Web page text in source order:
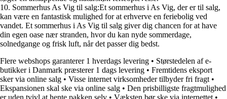
10. Sommerhus As Vig til salg:Et sommerhus i As Vig, der er til salg,
kan være en fantastisk mulighed for at erhverve en feriebolig ved
vandet. Et sommerhus i As Vig til salg giver dig chancen for at have
din egen oase nær stranden, hvor du kan nyde sommerdage,
solnedgange og frisk luft, når det passer dig bedst.
Flere webshops garanterer 1 hverdags levering • Størstedelen af e-
butikker i Danmark præsterer 1 dags levering • Fremtidens eksport
sker via online salg • Visse internet virksomheder tilbyder fri fragt •
Ekspansionen skal ske via online salg • Den prisbilligste fragtmulighed
er uden tvivl at hente pakken selv • Væksten bør ske via internettet •